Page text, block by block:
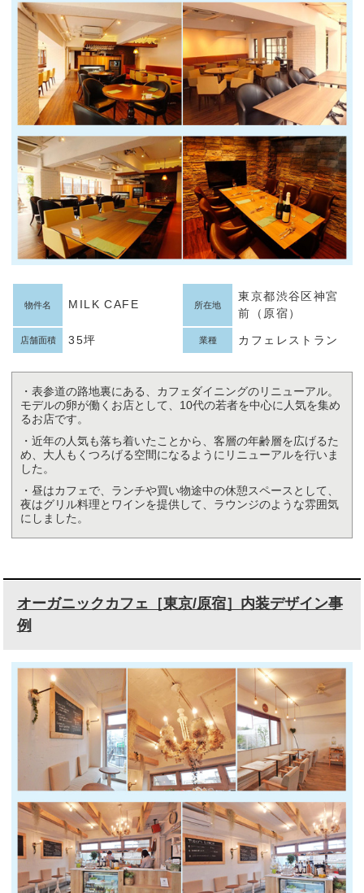
物件名 MILK CAFE 所在地
東京都渋谷区神宮
前（原宿）
店舗面積 35坪 業種 カフェレストラン
・表参道の路地裏にある、カフェダイニングのリニューアル。
モデルの卵が働くお店として、10代の若者を中心に人気を集め
るお店です。
・近年の人気も落ち着いたことから、客層の年齢層を広げるた
め、大人もくつろげる空間になるようにリニューアルを行いま
した。
・昼はカフェで、ランチや買い物途中の休憩スペースとして、
夜はグリル料理とワインを提供して、ラウンジのような雰囲気
にしました。
オーガニックカフェ［東京/原宿］内装デザイン事
例